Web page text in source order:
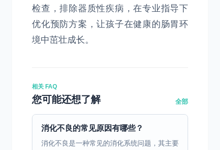
检查，排除器质性疾病，在专业指导下
优化预防方案，让孩子在健康的肠胃环
境中茁壮成长。
相关 FAQ
您可能还想了解 全部
消化不良的常见原因有哪些？
消化不良是一种常见的消化系统问题，其主要